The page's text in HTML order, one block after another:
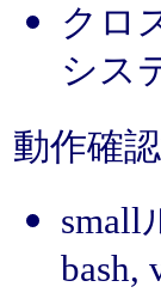
クロ
シス
動作確
small
bash,